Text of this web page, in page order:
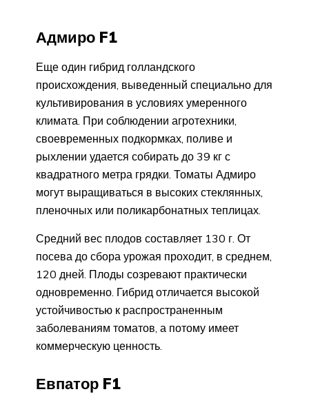
Адмиро F1
Еще один гибрид голландского
происхождения, выведенный специально для
культивирования в условиях умеренного
климата. При соблюдении агротехники,
своевременных подкормках, поливе и
рыхлении удается собирать до 39 кг с
квадратного метра грядки. Томаты Адмиро
могут выращиваться в высоких стеклянных,
пленочных или поликарбонатных теплицах.
Средний вес плодов составляет 130 г. От
посева до сбора урожая проходит, в среднем,
120 дней. Плоды созревают практически
одновременно. Гибрид отличается высокой
устойчивостью к распространенным
заболеваниям томатов, а потому имеет
коммерческую ценность.
Евпатор F1